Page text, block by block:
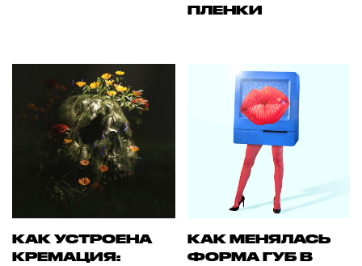
ПЛЕНКИ
КАК УСТРОЕНА
КРЕМАЦИЯ:
КАК МЕНЯЛАСЬ
ФОРМА ГУБ В